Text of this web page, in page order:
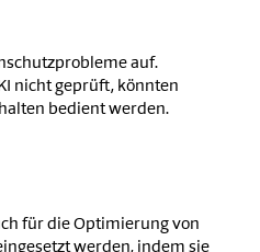
auf.
nicht geprüft, könnten
bedient werden.
für die Optimierung von
werden, indem sie